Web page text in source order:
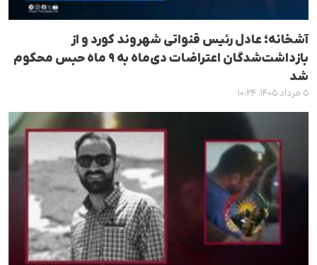
آشخانه؛ عادل رئیس قنواتی شهروند کورد و از
بازداشت‌شدگان اعتراضات دی‌ماه به ۹ ماه حبس محکوم
شد
۵ مرداد ۱۴۰۵، ۱۰:۲۴